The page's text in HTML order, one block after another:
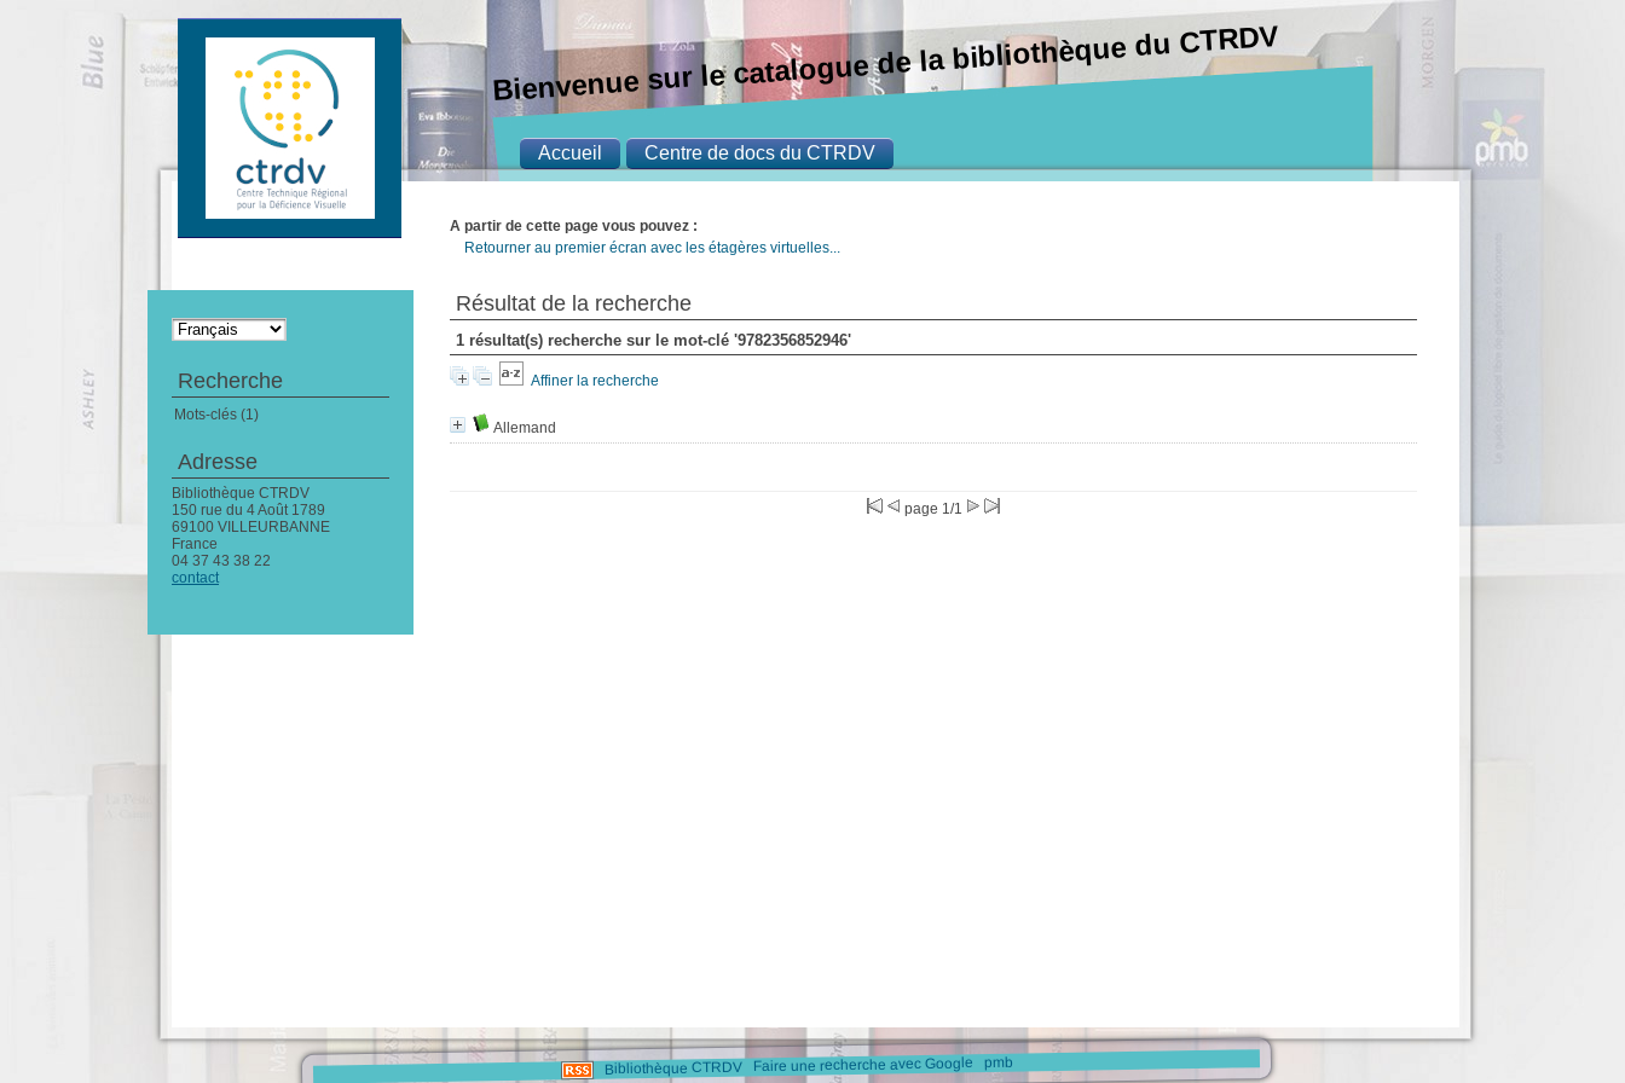
A partir de cette page vous pouvez :
Retourner au premier écran avec les étagères virtuelles...
Résultat de la recherche
1 résultat(s) recherche sur le mot-clé '9782356852946'
Affiner la recherche
Allemand
page 1/1
Bibliothèque CTRDV Faire une recherche avec Google pmb
Bienvenue sur le catalogue de la bibliothèque du CTRDV
Accueil Centre de docs du CTRDV
Recherche
Mots-clés (1)
Adresse
Bibliothèque CTRDV
150 rue du 4 Août 1789
69100 VILLEURBANNE
France
04 37 43 38 22
contact